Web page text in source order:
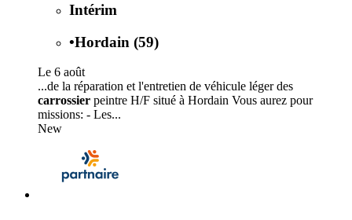
Intérim
•Hordain (59)
Le 6 août
...de la réparation et l'entretien de véhicule léger des
carrossier peintre H/F situé à Hordain Vous aurez pour
missions: - Les...
New